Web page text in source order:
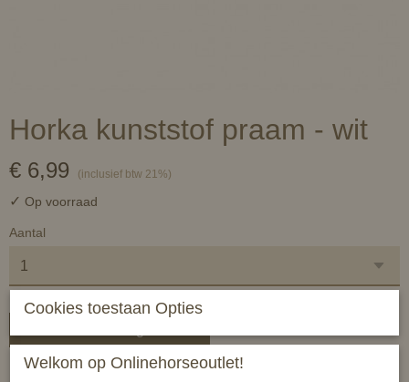
Horka kunststof praam - wit
€ 6,99 (inclusief btw 21%)
✓ Op voorraad
Aantal
Cookies toestaan Opties
Welkom op Onlinehorseoutlet!